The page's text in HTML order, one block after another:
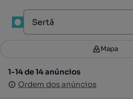
Filtros 2
1-14 de 14 anúncios
Ordem dos anúncios
Mapa
1-14 de 14 anúncios
Ordem dos anúncios